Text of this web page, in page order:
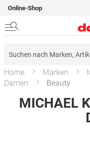
Online-Shop
Home Marken
Damen
Beauty
MICHAEL